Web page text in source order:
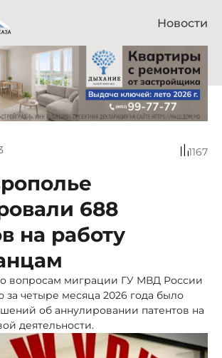
Новости
1167
688
на работу
вопросам миграции ГУ МВД России
за четыре месяца 2026 года было
об аннулировании патентов на
деятельности.